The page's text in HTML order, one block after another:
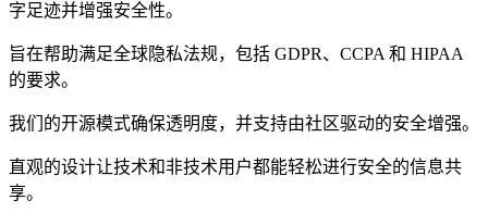
字足迹并增强安全性。
旨在帮助满足全球隐私法规，包括 GDPR、CCPA 和 HIPAA
的要求。
我们的开源模式确保透明度，并支持由社区驱动的安全增强。
直观的设计让技术和非技术用户都能轻松进行安全的信息共
享。